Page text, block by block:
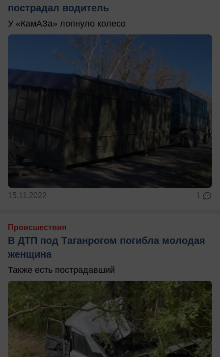
пострадал водитель
У «КамАЗа» лопнуло колесо
15.11.2022 1
Происшествия
В ДТП под Таганрогом погибла молодая
женщина
Также есть пострадавший